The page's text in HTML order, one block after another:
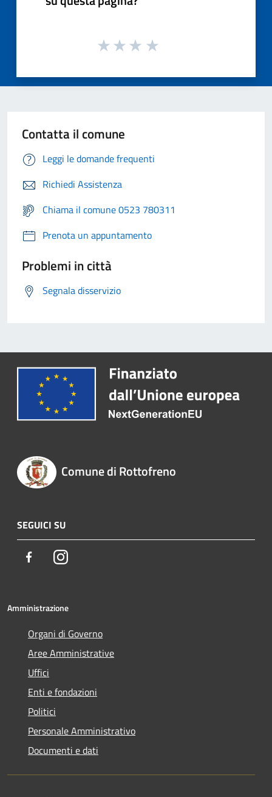
Contatta il comune
Leggi le domande frequenti
Richiedi Assistenza
Chiama il comune 0523 780311
Prenota un appuntamento
Problemi in città
Segnala disservizio
Comune di Rottofreno
SEGUICI SU
FacebookInstagram
Amministrazione
Organi di Governo
Aree Amministrative
Uffici
Enti e fondazioni
Politici
Personale Amministrativo
Documenti e dati